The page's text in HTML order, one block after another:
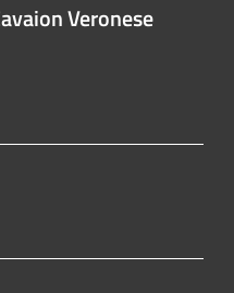
Veronese